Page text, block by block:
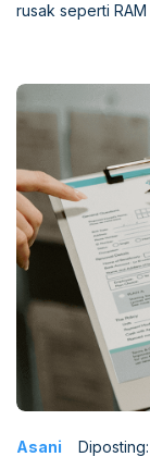
rusak seperti
Asani Diposting: